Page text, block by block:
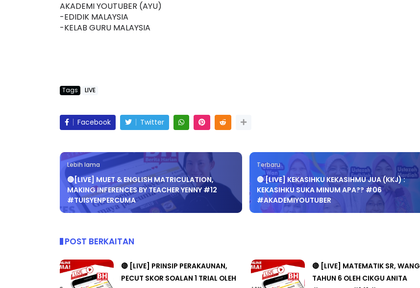
AKADEMI YOUTUBER (AYU)
-EDIDIK MALAYSIA
-KELAB GURU MALAYSIA
Tags LIVE
Facebook Twitter
Lebih lama
🔴[LIVE] MUET & ENGLISH MATRICULATION,
MAKING INFERENCES BY TEACHER YENNY #12
#TUISYENPERCUMA
Terbaru
🔴 [LIVE] KEKASIHKU KEKASIHMU JUA (KKJ) :
KEKASIHKU SUKA MINUM APA?? #06
#AKADEMIYOUTUBER
POST BERKAITAN
🔴 [LIVE] PRINSIP PERAKAUNAN,
PECUT SKOR SOALAN 1 TRIAL OLEH
🔴 [LIVE] MATEMATIK SR, WANG
TAHUN 6 OLEH CIKGU ANITA